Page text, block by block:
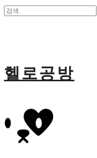
헬로공방